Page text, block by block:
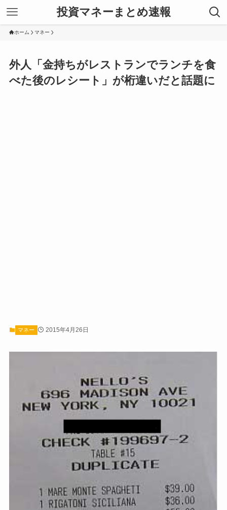
投資マネーまとめ速報
ホーム マネー
外人「金持ちがレストランでランチを食
べた後のレシート」が桁違いだと話題に
マネー 2015年4月26日